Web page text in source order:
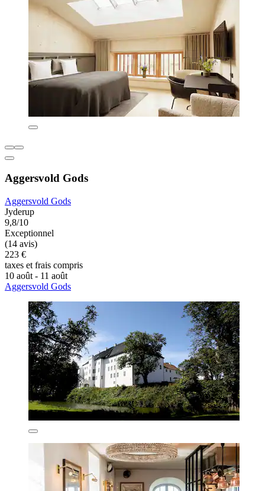
Aggersvold Gods
Aggersvold Gods
Jyderup
9,8/10
Exceptionnel
(14 avis)
223 €
taxes et frais compris
10 août - 11 août
Aggersvold Gods